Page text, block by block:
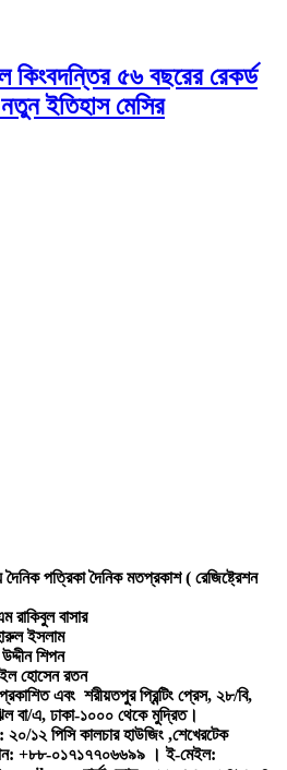
কিংবদন্তির ৫৬ বছরের রেকর্ড
ইতিহাস মেসির
পত্রিকা দৈনিক মতপ্রকাশ ( রেজিষ্ট্রেশন
বাসার
ইসলাম
শিপন
হোসেন রতন
এবং শরীয়তপুর প্রিন্টিং প্রেস, ২৮/বি,
বা/এ, ঢাকা-১০০০ থেকে মুদ্রিত।
২০/১২ পিসি কালচার হাউজিং ,শেখেরটেক
+৮৮-০১৭১৭৭০৬৬৯৯ । ই-মেইল: